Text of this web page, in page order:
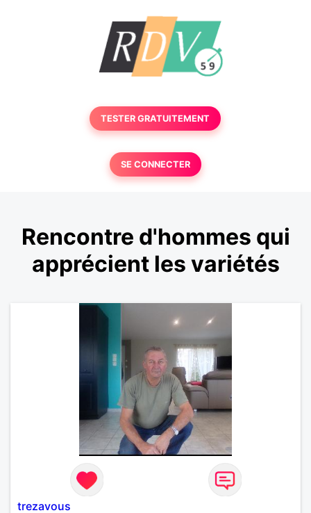
TESTER GRATUITEMENT
SE CONNECTER
Rencontre d'hommes qui
apprécient les variétés
trezavous